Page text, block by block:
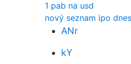
1 pab na usd
nový seznam ipo dnes
ANr
kY